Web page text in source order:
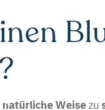
natürliche Weisezu